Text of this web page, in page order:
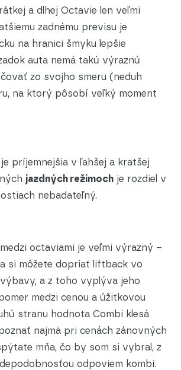
a dlhej Octavie len veľmi
zadnému previsu je
na hranici šmyku lepšie
auta nemá takú výraznú
zo svojho smeru (neduh
na ktorý pôsobí veľký moment
príjemnejšia v ľahšej a kratšej
jazdných režimoch je rozdiel v
nebadateľný.
octaviami je veľmi výrazný –
si môžete dopriať liftback vo
a z toho vyplýva jeho
medzi cenou a úžitkovou
stranu hodnota Combi klesá
najmä pri cenách zánovných
mňa, čo by som si vybral, z
odpoviem kombi.